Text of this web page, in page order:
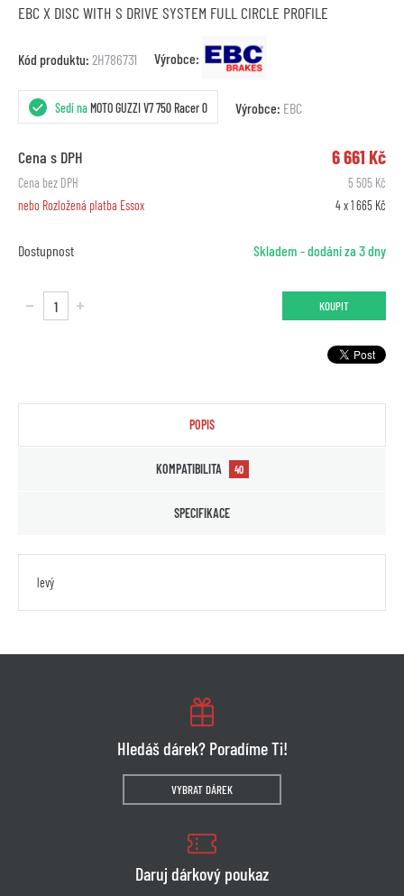
EBC X DISC WITH S DRIVE SYSTEM FULL CIRCLE PROFILE
Kód produktu: 2H786731 Výrobce:
Sedí naMOTO GUZZI V7 750 Racer 0 Výrobce: EBC
Cena s DPH 6 661 Kč
Cena bez DPH
5 505 Kč
nebo Rozložená platba Essox
4 x 1 665 Kč
Dostupnost Skladem - dodání za 3 dny
KOUPIT
POPIS
KOMPATIBILITA 40
SPECIFIKACE
levý
Hledáš dárek? Poradíme Ti!
VYBRAT DÁREK
Daruj dárkový poukaz